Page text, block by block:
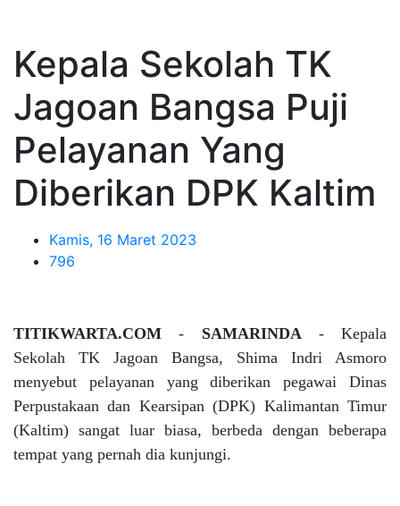
Kepala Sekolah TK
Jagoan Bangsa Puji
Pelayanan Yang
Diberikan DPK Kaltim
Kamis, 16 Maret 2023
796
TITIKWARTA.COM - SAMARINDA- Kepala
Sekolah TK Jagoan Bangsa, Shima Indri Asmoro
menyebut pelayanan yang diberikan pegawai Dinas
Perpustakaan dan Kearsipan (DPK) Kalimantan Timur
(Kaltim) sangat luar biasa, berbeda dengan beberapa
tempat yang pernah dia kunjungi.